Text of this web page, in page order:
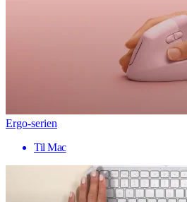
Ergo-serien
Til Mac